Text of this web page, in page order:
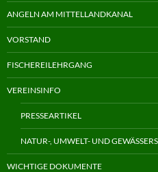
ANGELN AM MITTELLANDKANAL
VORSTAND
FISCHEREILEHRGANG
VEREINSINFO
PRESSEARTIKEL
NATUR-, UMWELT- UND
WICHTIGE DOKUMENTE